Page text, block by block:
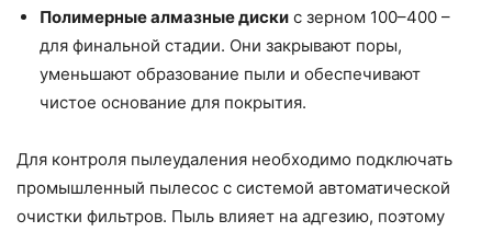
Полимерные алмазные диски с зерном 100–400 –
для финальной стадии. Они закрывают поры,
уменьшают образование пыли и обеспечивают
чистое основание для покрытия.
Для контроля пылеудаления необходимо подключать
промышленный пылесос с системой автоматической
очистки фильтров. Пыль влияет на адгезию, поэтому